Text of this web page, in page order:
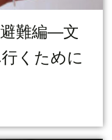
避難編―文
くために